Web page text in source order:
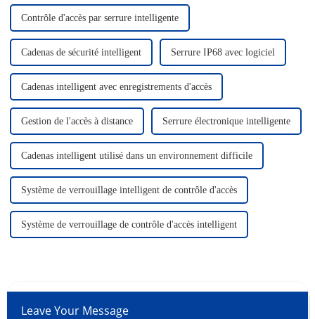
Contrôle d'accès par serrure intelligente
Cadenas de sécurité intelligent Serrure IP68 avec logiciel
Cadenas intelligent avec enregistrements d'accès
Gestion de l'accès à distance Serrure électronique intelligente
Cadenas intelligent utilisé dans un environnement difficile
Système de verrouillage intelligent de contrôle d'accès
Système de verrouillage de contrôle d'accès intelligent
Leave Your Message